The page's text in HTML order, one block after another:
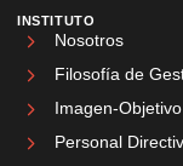
INSTITUTO
Nosotros
Filosofía de
Imagen-Objetivo
Personal